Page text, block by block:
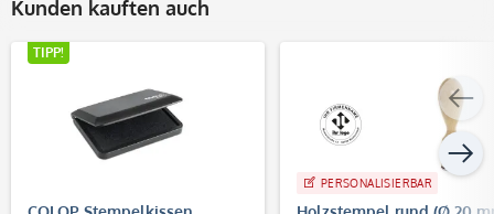
Kunden kauften auch
TIPP!
PERSONALISIERBAR